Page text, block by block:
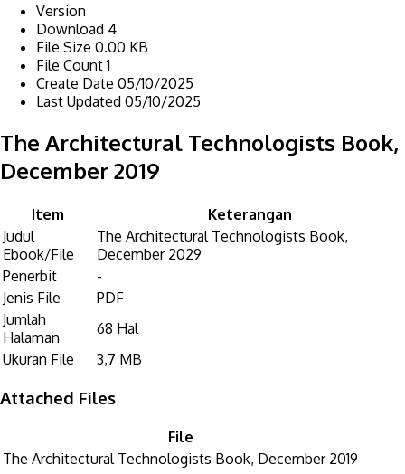
Version
Download 4
File Size 0.00 KB
File Count1
Create Date 05/10/2025
Last Updated 05/10/2025
The Architectural Technologists Book,
December 2019
Item
Keterangan
Judul
Ebook/File
The Architectural Technologists Book,
December 2029
Penerbit
-
Jenis File
PDF
Jumlah
Halaman
68 Hal
Ukuran File
3,7 MB
Attached Files
File
The Architectural Technologists Book, December 2019